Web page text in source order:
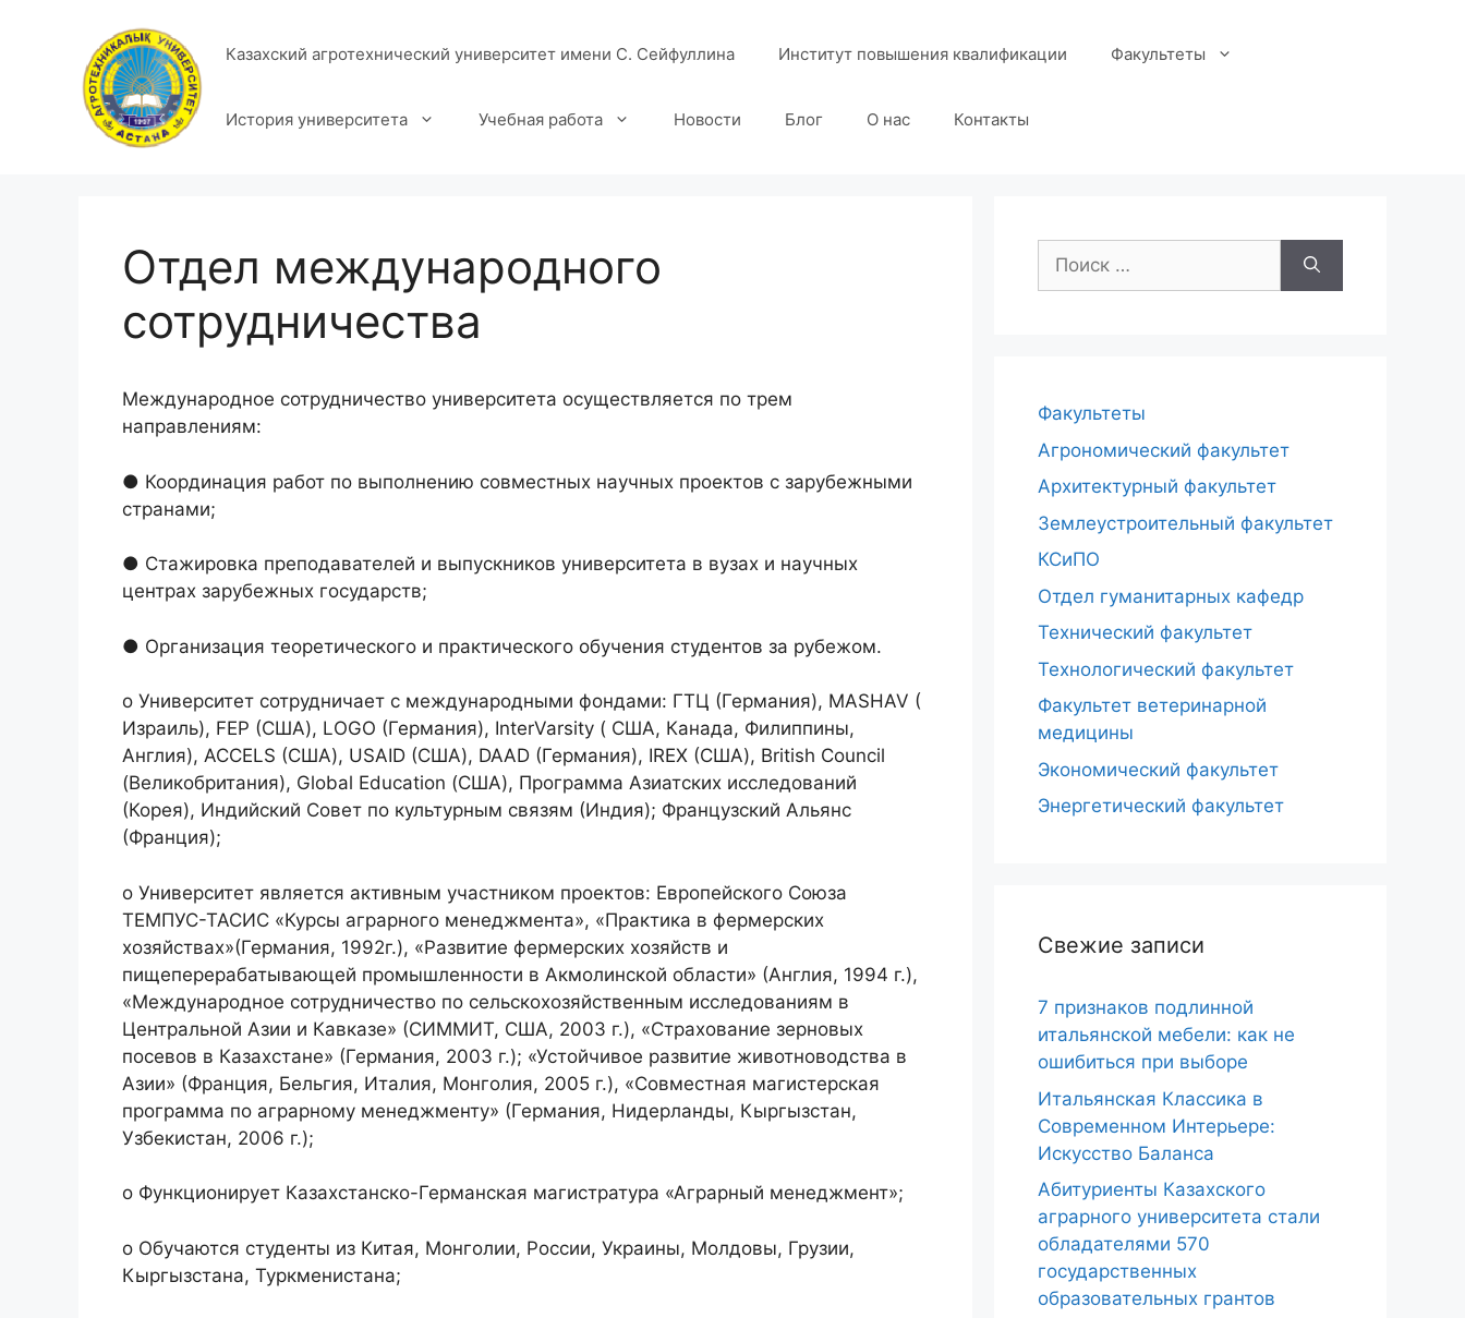
содержимому
Казахский агротехнический университет имени С. Сейфуллина Институт повышения квалификации Факультеты
История университета Учебная работа Новости Блог О нас Контакты
Отдел международного
сотрудничества
Международное сотрудничество университета осуществляется по трем
направлениям:
● Координация работ по выполнению совместных научных проектов с зарубежными
странами;
● Стажировка преподавателей и выпускников университета в вузах и научных
центрах зарубежных государств;
● Организация теоретического и практического обучения студентов за рубежом.
o Университет сотрудничает с международными фондами: ГТЦ (Германия), MASHAV (
Израиль), FEP (США), LOGO (Германия), InterVarsity ( США, Канада, Филиппины,
Англия), ACCELS (США), USAID (США), DAAD (Германия), IREX (США), British Council
(Великобритания), Global Education (США), Программа Азиатских исследований
(Корея), Индийский Совет по культурным связям (Индия); Французский Альянс
(Франция);
o Университет является активным участником проектов: Европейского Союза
ТЕМПУС-ТАСИС «Курсы аграрного менеджмента», «Практика в фермерских
хозяйствах»(Германия, 1992г.), «Развитие фермерских хозяйств и
пищеперерабатывающей промышленности в Акмолинской области» (Англия, 1994 г.),
«Международное сотрудничество по сельскохозяйственным исследованиям в
Центральной Азии и Кавказе» (СИММИТ, США, 2003 г.), «Страхование зерновых
посевов в Казахстане» (Германия, 2003 г.); «Устойчивое развитие животноводства в
Азии» (Франция, Бельгия, Италия, Монголия, 2005 г.), «Совместная магистерская
программа по аграрному менеджменту» (Германия, Нидерланды, Кыргызстан,
Узбекистан, 2006 г.);
o Функционирует Казахстанско-Германская магистратура «Аграрный менеджмент»;
o Обучаются студенты из Китая, Монголии, России, Украины, Молдовы, Грузии,
Кыргызстана, Туркменистана;
Поиск:
Факультеты
Агрономический факультет
Архитектурный факультет
Землеустроительный факультет
КСиПО
Отдел гуманитарных кафедр
Технический факультет
Технологический факультет
Факультет ветеринарной
медицины
Экономический факультет
Энергетический факультет
Свежие записи
7 признаков подлинной
итальянской мебели: как не
ошибиться при выборе
Итальянская Классика в
Современном Интерьере:
Искусство Баланса
Абитуриенты Казахского
аграрного университета стали
обладателями 570
государственных
образовательных грантов